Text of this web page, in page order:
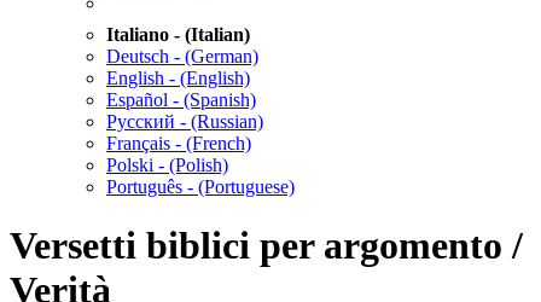
Italiano - (Italian)
Deutsch - (German)
English - (English)
Español - (Spanish)
Русский - (Russian)
Français - (French)
Polski - (Polish)
Português - (Portuguese)
Versetti biblici per argomento /
Verità